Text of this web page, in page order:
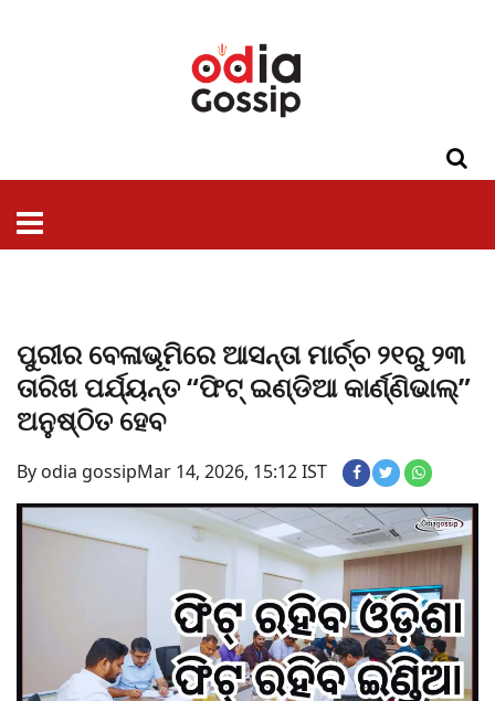
ପୁରୀର ବେଳାଭୂମିରେ ଆସନ୍ତା ମାର୍ଚ୍ଚ ୨୧ରୁ ୨୩
ତାରିଖ ପର୍ଯ୍ୟନ୍ତ “ଫିଟ୍ ଇଣ୍ଡିଆ କାର୍ଣ୍ଣିଭାଲ୍”
ଅନୁଷ୍ଠିତ ହେବ
By odia gossipMar 14, 2026, 15:12 IST